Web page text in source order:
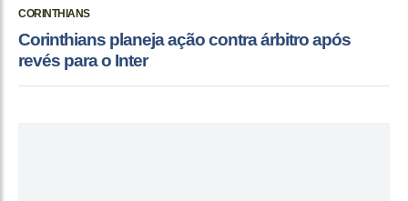
CORINTHIANS
Corinthians planeja ação contra árbitro após
revés para o Inter